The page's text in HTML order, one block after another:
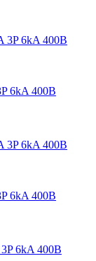
6kA 400В
6kA 400В